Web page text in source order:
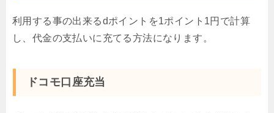
利用する事の出来るdポイントを1ポイント1円で計算
し、代金の支払いに充てる方法になります。
ドコモ口座充当